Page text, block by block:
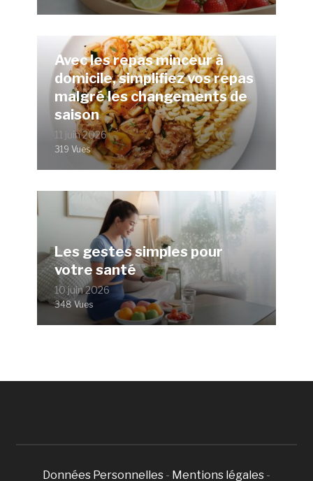
Avec les repas minceur à
domicile, simplifiez vos repas
malgré les changements de
saison
11 juin 2026
319 Vues
Les gestes simples pour
votre santé
10 juin 2026
348 Vues
Données Personnelles - Mentions légales -